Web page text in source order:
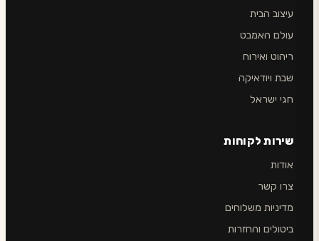
עיצוב הבית
עולם האמבט
ריהוט ואירוח
שבת ויודאיקה
חגי ישראל
שירות לקוחות
אודות
צרו קשר
מדיניות משלוחים
ביטולים והחזרות